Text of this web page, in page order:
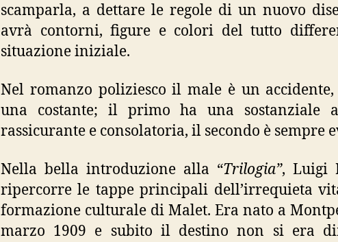
scamparla, a dettare le regole di un nuovo
avrà contorni, figure e colori del tutto
situazione iniziale.
Nel romanzo poliziesco il male è un
una costante; il primo ha una sostanziale
rassicurante e consolatoria, il secondo è sempre
Nella bella introduzione alla “Trilogia”, Luigi
ripercorre le tappe principali dell’irrequieta
formazione culturale di Malet. Era nato a
marzo 1909 e subito il destino non si era